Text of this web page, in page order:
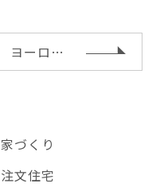
ヨーロッパ漆喰塗りと折り畳み棚
家づくり
注文住宅